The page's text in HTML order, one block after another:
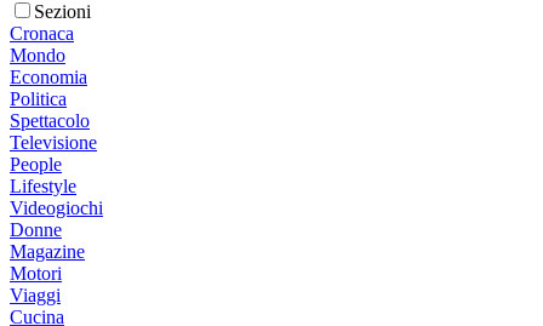
Sezioni
Cronaca
Mondo
Economia
Politica
Spettacolo
Televisione
People
Lifestyle
Videogiochi
Donne
Magazine
Motori
Viaggi
Cucina